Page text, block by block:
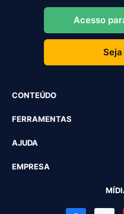
Acesso
CONTEÚDO
FERRAMENTAS
AJUDA
EMPRESA